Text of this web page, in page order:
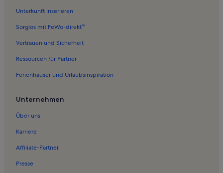
Ferienwohnungen in Ziegeleipark Mildenberg
Ferienwohnungen in Badestelle Dargersdorf
Ferienwohnungen in Storkow
Ferienwohnungen in Dargersdorf
Unterkunft inserieren
Sorglos mit FeWo-direkt™
Vertrauen und Sicherheit
Ressourcen für Partner
Ferienhäuser und Urlaubsinspiration
Unternehmen
Über uns
Karriere
Affiliate-Partner
Presse